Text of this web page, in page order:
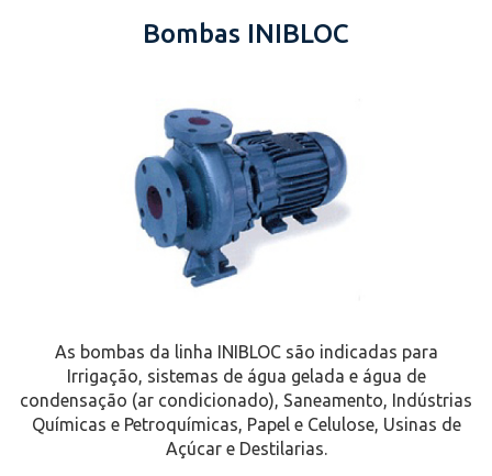
Bombas INIBLOC
As bombas da linha INIBLOC são indicadas para
Irrigação, sistemas de água gelada e água de
condensação (ar condicionado), Saneamento, Indústrias
Químicas e Petroquímicas, Papel e Celulose, Usinas de
Açúcar e Destilarias.